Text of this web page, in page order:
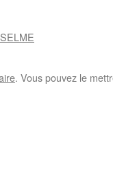
. Vous pouvez le